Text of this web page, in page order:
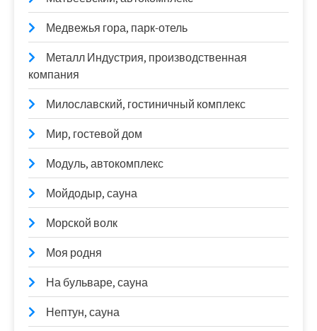
Медвежья гора, парк-отель
Металл Индустрия, производственная
компания
Милославский, гостиничный комплекс
Мир, гостевой дом
Модуль, автокомплекс
Мойдодыр, сауна
Морской волк
Моя родня
На бульваре, сауна
Нептун, сауна